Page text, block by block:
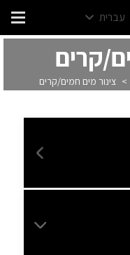
עברית
קרים
> צינור מים חמים/קרים